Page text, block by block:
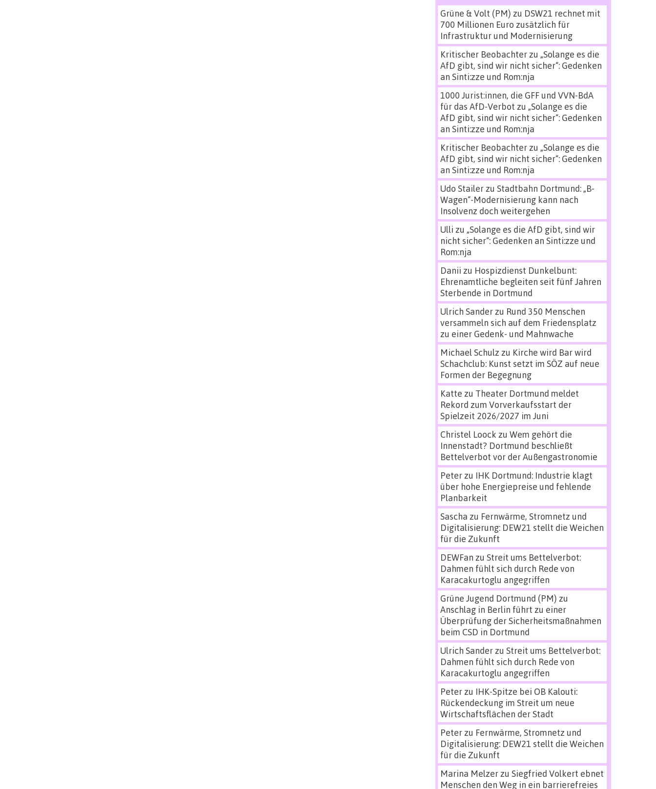
Grüne & Volt (PM) zu DSW21 rechnet mit
700 Millionen Euro zusätzlich für
Infrastruktur und Modernisierung
Kritischer Beobachterzu „Solange es die
AfD gibt, sind wir nicht sicher“: Gedenken
an Sinti:zze und Rom:nja
1000 Jurist:innen, die GFF und VVN-BdA
für das AfD-Verbot zu „Solange es die
AfD gibt, sind wir nicht sicher“: Gedenken
an Sinti:zze und Rom:nja
Kritischer Beobachterzu „Solange es die
AfD gibt, sind wir nicht sicher“: Gedenken
an Sinti:zze und Rom:nja
Udo Stailerzu Stadtbahn Dortmund: „B-
Wagen“-Modernisierung kann nach
Insolvenz doch weitergehen
Ulli zu „Solange es die AfD gibt, sind wir
nicht sicher“: Gedenken an Sinti:zze und
Rom:nja
Danii zu Hospizdienst Dunkelbunt:
Ehrenamtliche begleiten seit fünf Jahren
Sterbende in Dortmund
Ulrich Sanderzu Rund 350 Menschen
versammeln sich auf dem Friedensplatz
zu einer Gedenk- und Mahnwache
Michael Schulz zu Kirche wird Bar wird
Schachclub: Kunst setzt im SÖZ auf neue
Formen der Begegnung
Katte zu Theater Dortmund meldet
Rekord zum Vorverkaufsstart der
Spielzeit 2026/2027 im Juni
Christel Loock zu Wem gehört die
Innenstadt? Dortmund beschließt
Bettelverbot vor der Außengastronomie
Peterzu IHK Dortmund: Industrie klagt
über hohe Energiepreise und fehlende
Planbarkeit
Sascha zu Fernwärme, Stromnetz und
Digitalisierung: DEW21 stellt die Weichen
für die Zukunft
DEWFan zu Streit ums Bettelverbot:
Dahmen fühlt sich durch Rede von
Karacakurtoglu angegriffen
Grüne Jugend Dortmund (PM) zu
Anschlag in Berlin führt zu einer
Überprüfung der Sicherheitsmaßnahmen
beim CSD in Dortmund
Ulrich Sanderzu Streit ums Bettelverbot:
Dahmen fühlt sich durch Rede von
Karacakurtoglu angegriffen
Peterzu IHK-Spitze bei OB Kalouti:
Rückendeckung im Streit um neue
Wirtschaftsflächen der Stadt
Peterzu Fernwärme, Stromnetz und
Digitalisierung: DEW21 stellt die Weichen
für die Zukunft
Marina Melzerzu Siegfried Volkert ebnet
Menschen den Weg in ein barrierefreies